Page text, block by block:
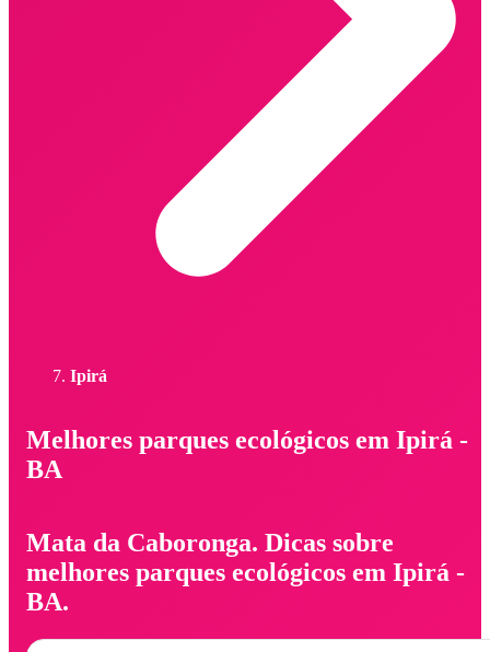
Ipirá
Melhores parques ecológicos em Ipirá -
BA
Mata da Caboronga. Dicas sobre
melhores parques ecológicos em Ipirá -
BA.